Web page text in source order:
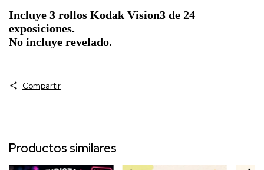
Incluye 3 rollos Kodak Vision3 de 24
exposiciones.
No incluye revelado.
Compartir
Productos similares